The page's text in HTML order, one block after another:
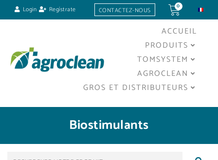
Login Regístrate 0
CONTACTEZ-NOUS
ACCUEIL
PRODUITS
TOMSYSTEM
AGROCLEAN
GROS ET DISTRIBUTEURS
Biostimulants